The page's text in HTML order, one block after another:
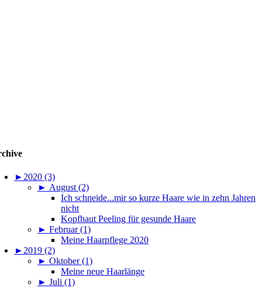
► 2020 (3)
► August (2)
Ich schneide...mir so kurze Haare wie in zehn Jahren
nicht
Kopfhaut Peeling für gesunde Haare
► Februar (1)
Meine Haarpflege 2020
► 2019 (2)
► Oktober (1)
Meine neue Haarlänge
► Juli (1)